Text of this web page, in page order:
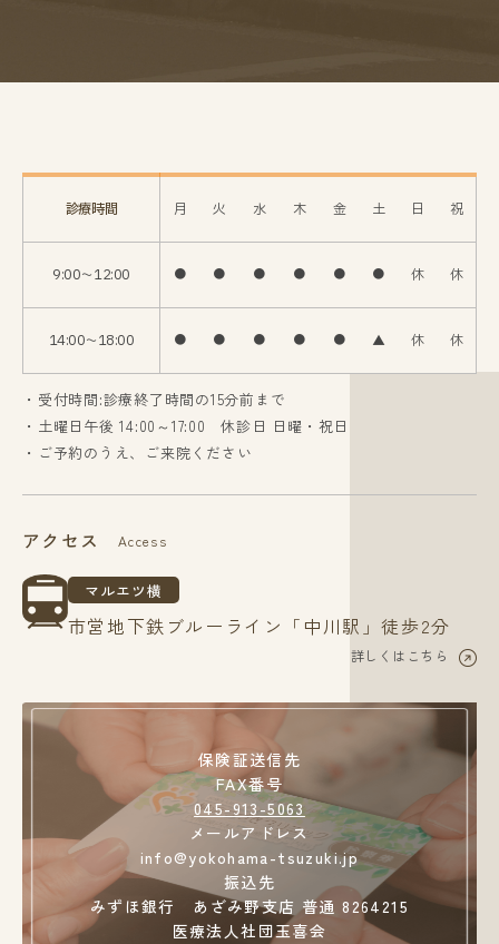
診療時間 月 火 水 木 金 土 日 祝
9:00〜12:00 ● ● ● ● ● ● 休 休
14:00〜18:00 ● ● ● ● ● ▲ 休 休
・受付時間:診療終了時間の15分前まで
・土曜日午後 14:00～17:00 休診日 日曜・祝日
・ご予約のうえ、ご来院ください
アクセス Access
マルエツ横
市営地下鉄ブルーライン「中川駅」徒歩2分
詳しくはこちら
保険証送信先
FAX番号
045-913-5063
メールアドレス
info@yokohama-tsuzuki.jp
振込先
みずほ銀行 あざみ野支店 普通 8264215
医療法人社団玉喜会